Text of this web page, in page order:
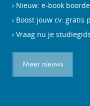
Nieuw: e-book
Boost jouw cv: gratis
Vraag nu je
Meer nieuws